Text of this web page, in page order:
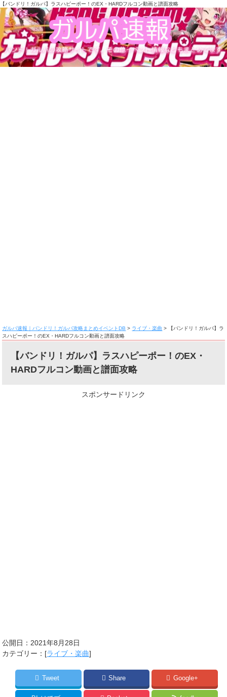
【バンドリ！ガルパ】ラスハピーポー！のEX・HARDフルコン動画と譜面攻略
ガルパ速報｜バンドリ！ガルパ攻略まとめイベントDB > ライブ・楽曲 >
【バンドリ！ガルパ】ラ
スハピーポー！のEX・HARDフルコン動画と譜面攻略
【バンドリ！ガルパ】ラスハピーポー！のEX・
HARDフルコン動画と譜面攻略
スポンサードリンク
公開日： 2021年8月28日
カテゴリー：[ライブ・楽曲]
Tweet Share Google+